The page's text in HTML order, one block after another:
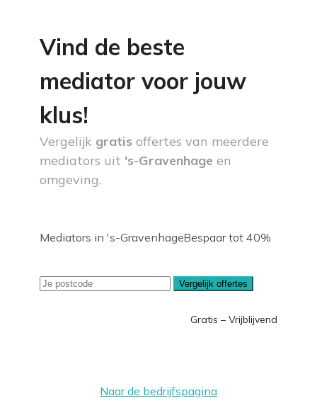
Vind de beste
mediator voor jouw
klus!
Vergelijk gratis offertes van meerdere
mediators uit 's-Gravenhage en
omgeving.
Mediators in 's-GravenhageBespaar tot 40%
Vergelijk offertes
Gratis – Vrijblijvend
Naar de bedrijfspagina